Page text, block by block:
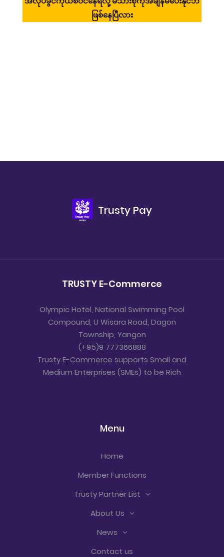
ဖြစ်နေပြီလား
Trusty Pay
TRUSTY E-Commerce
Olympic Hotel, National Swimming Pool
Compound, U Wisara Road, Dagon
Township, Yangon
(+95)9 777366888
Trusty E-Commerce supports Small and
Medium Enterprises (SMEs) to be Rich
Menu
Home
Member Functions
Trusty Partner List
About Us
News
Contact us